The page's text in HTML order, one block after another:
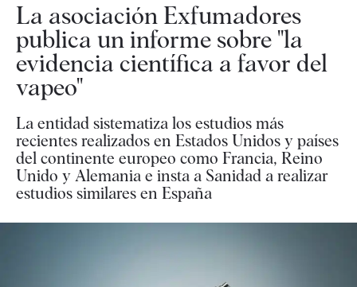
La asociación Exfumadores
publica un informe sobre "la
evidencia científica a favor del
vapeo"
La entidad sistematiza los estudios más
recientes realizados en Estados Unidos y países
del continente europeo como Francia, Reino
Unido y Alemania e insta a Sanidad a realizar
estudios similares en España